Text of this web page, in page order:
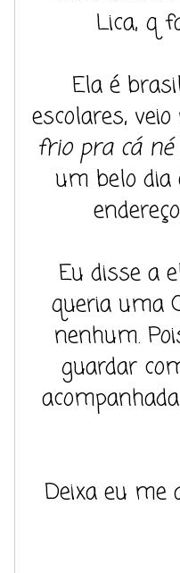
Lica, q
Ela é
escolares,
frio pra cá né
um belo
Eu disse a
queria uma
nenhum.
guardar
Deixa eu me